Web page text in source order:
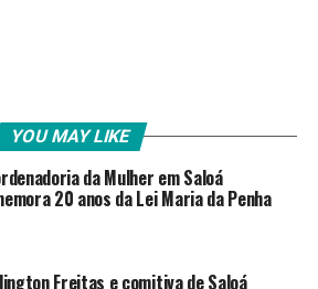
YOU MAY LIKE
da Mulher em Saloá
20 anos da Lei Maria da Penha
Freitas e comitiva de Saloá